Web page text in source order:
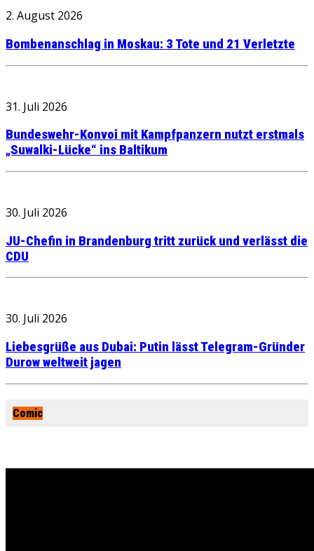
2. August 2026
Bombenanschlag in Moskau: 3 Tote und 21 Verletzte
31. Juli 2026
Bundeswehr-Konvoi mit Kampfpanzern nutzt erstmals
„Suwalki-Lücke“ ins Baltikum
30. Juli 2026
JU-Chefin in Brandenburg tritt zurück und verlässt die
CDU
30. Juli 2026
Liebesgrüße aus Dubai: Putin lässt Telegram-Gründer
Durow weltweit jagen
Comic